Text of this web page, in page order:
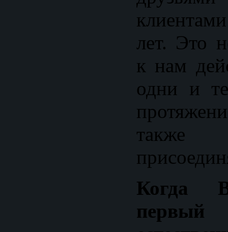
лет. Это
к нам
одни и
также
Когда